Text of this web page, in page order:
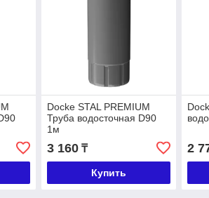
Dоcke STAL PREMIUM
Труба водосточная D90
1м
3 160₸
Купить
2